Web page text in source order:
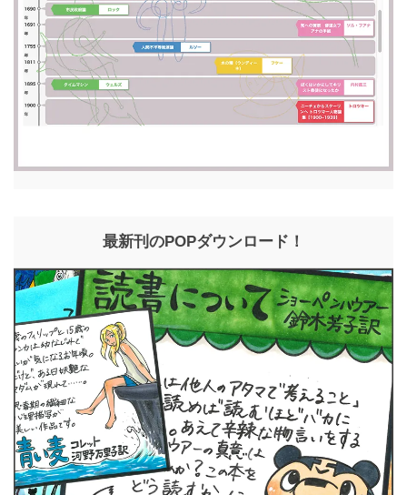
最新刊のPOPダウンロード！